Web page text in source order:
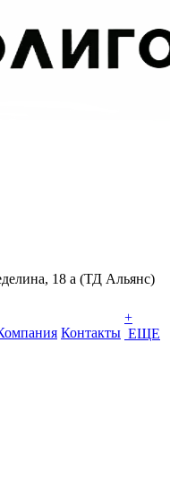
18 а (ТД Альянс)
Контакты
+
ЕЩЕ